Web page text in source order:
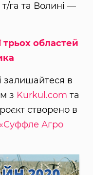
т/га та Волині —
трьох областей
залишайтеся в
з Kurkul.com та
створено в
«Суффле Агро